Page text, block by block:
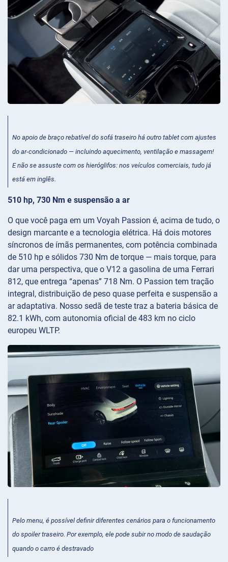
No apoio de braço rebatível do sofá traseiro há outro tablet com ajustes
do ar-condicionado — incluindo aquecimento, ventilação e massagem!
E não se assuste com os hieróglifos: nos veículos comerciais, tudo já
está em inglês.
510 hp, 730 Nm e suspensão a ar
O que você paga em um Voyah Passion é, acima de tudo, o
design marcante e a tecnologia elétrica. Há dois motores
síncronos de ímãs permanentes, com potência combinada
de 510 hp e sólidos 730 Nm de torque — mais torque, para
dar uma perspectiva, que o V12 a gasolina de uma Ferrari
812, que entrega “apenas” 718 Nm. O Passion tem tração
integral, distribuição de peso quase perfeita e suspensão a
ar adaptativa. Nosso sedã de teste traz a bateria básica de
82.1 kWh, com autonomia oficial de 483 km no ciclo
europeu WLTP.
Pelo menu, é possível definir diferentes cenários para o funcionamento
do spoiler traseiro. Por exemplo, ele pode subir no modo de saudação
quando o carro é destravado